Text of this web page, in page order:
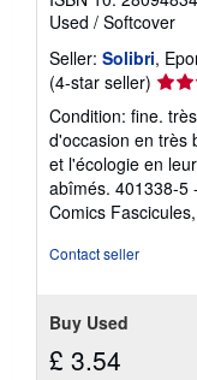
Used / Softcover
Seller: Solibri,
(4-star seller) Seller
rating
4
out
of
5
stars
Condition: fine.
d'occasion en très
et l'écologie en
abîmés. 401338-5
Comics
Contact seller
Buy Used
£ 3.54